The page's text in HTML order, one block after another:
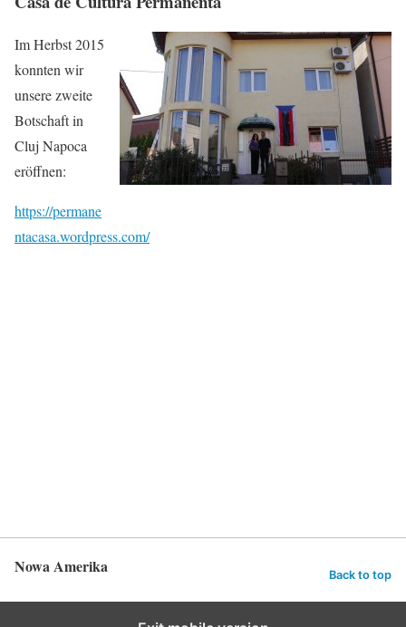
Im Herbst 2015
konnten wir
unsere zweite
Botschaft in
Cluj Napoca
eröffnen:
https://permane
ntacasa.wordpress.com/
Nowa Amerika Back to top